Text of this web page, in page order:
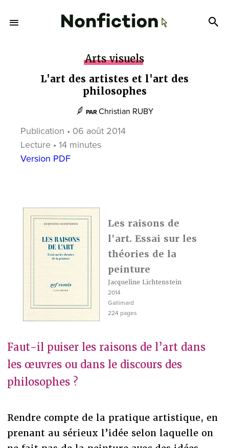
Arts visuels
L'art des artistes et l'art des
philosophes
PAR Christian RUBY
Publication • 06 août 2014
Lecture • 14 minutes
Version PDF
Les raisons de
l'art. Essai sur les
théories de la
peinture
Jacqueline Lichtenstein
2014
Gallimard
224 pages
Faut-il puiser les raisons de l’art dans
les œuvres ou dans le discours des
philosophes ?
Rendre compte de la pratique artistique, en
prenant au sérieux l’idée selon laquelle on